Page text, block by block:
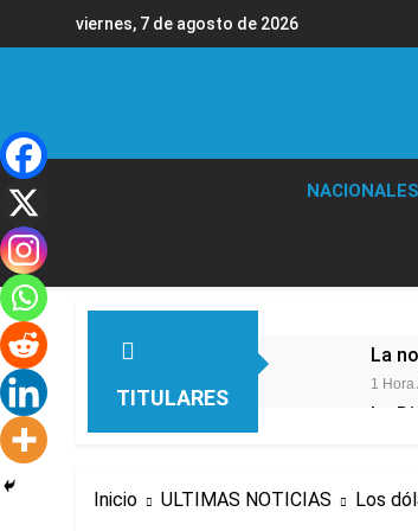
viernes, 7 de agosto de 2026
NACIONALES
TITULARES
La
1 Hora
La
6
Inicio ULTIMAS NOTICIAS Los